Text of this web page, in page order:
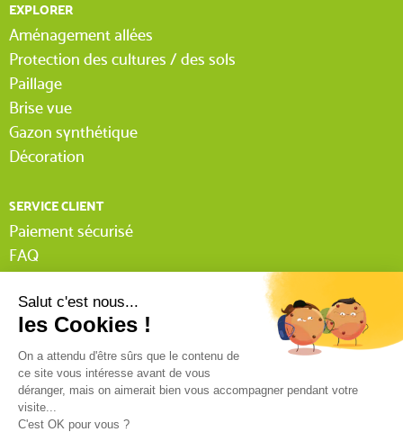
EXPLORER
Aménagement allées
Protection des cultures / des sols
Paillage
Brise vue
Gazon synthétique
Décoration
SERVICE CLIENT
Paiement sécurisé
FAQ
Lexique Tissnet
Suivi commande invité
Contactez-nous